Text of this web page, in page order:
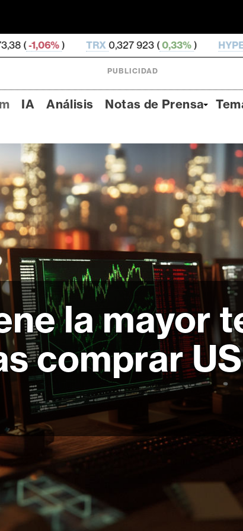
0,327 923 (0,33%) HYPE56,17 (0,64%
PUBLICIDAD
IA Análisis Notas de Prensa
la mayor
comprar